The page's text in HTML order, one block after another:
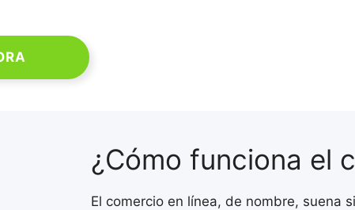
¿Cómo funciona el
El comercio en línea, de nombre, suena